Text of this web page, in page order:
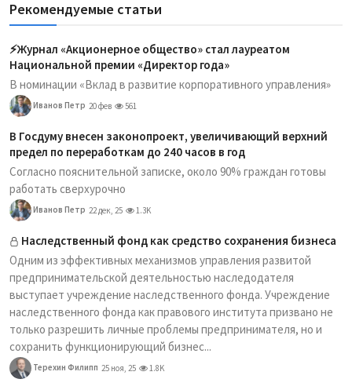
Рекомендуемые статьи
⚡️Журнал «Акционерное общество» стал лауреатом
Национальной премии «Директор года»
В номинации «Вклад в развитие корпоративного управления»
Иванов Петр 20 фев 561
В Госдуму внесен законопроект, увеличивающий верхний
предел по переработкам до 240 часов в год
Согласно пояснительной записке, около 90% граждан готовы
работать сверхурочно
Иванов Петр 22 дек, 25 1.3K
Наследственный фонд как средство сохранения бизнеса
Одним из эффективных механизмов управления развитой
предпринимательской деятельностью наследодателя
выступает учреждение наследственного фонда. Учреждение
наследственного фонда как правового института призвано не
только разрешить личные проблемы предпринимателя, но и
сохранить функционирующий бизнес...
Терехин Филипп 25 ноя, 25 1.8K